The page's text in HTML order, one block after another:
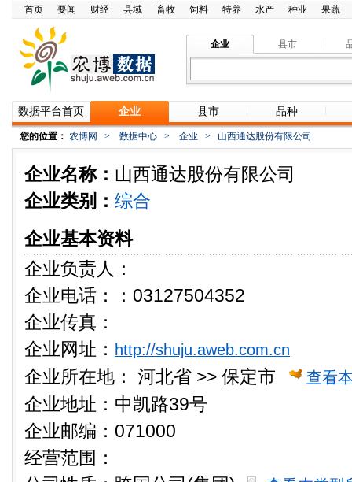
首页 要闻 财经 县域 畜牧 饲料 特养 水产 种业 果蔬
企业 县市
数据平台首页 企业 县市 品种
您的位置： 农博网 > 数据中心 > 企业 > 山西通达股份有限公司
企业名称： 山西通达股份有限公司
企业类别： 综合
企业基本资料
企业负责人：
企业电话：：03127504352
企业传真：
企业网址： http://shuju.aweb.com.cn
企业所在地： 河北省 >> 保定市 查看
企业地址：中凯路39号
企业邮编：071000
经营范围：